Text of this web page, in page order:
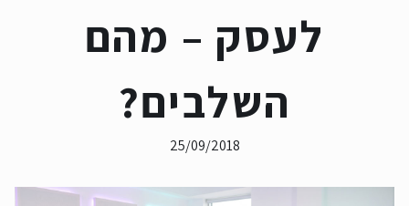
לעסק – מהם
השלבים?
25/09/2018